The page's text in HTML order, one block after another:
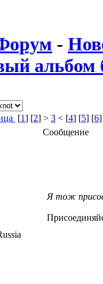
-
альбом
[1] [2] > 3 < [4] [5] [6
Сообщение
Я тож